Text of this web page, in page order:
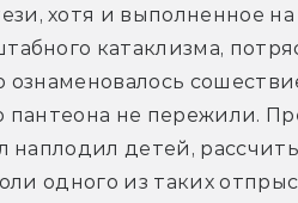
хотя и выполненное
катаклизма,
пантеона не пережили.
наплодил детей,
одного из таких